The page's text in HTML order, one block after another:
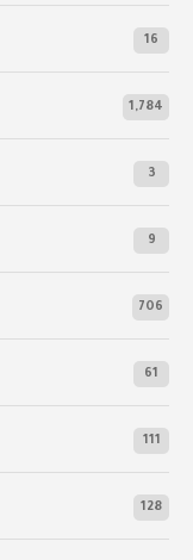
16
1,784
3
9
706
61
111
128